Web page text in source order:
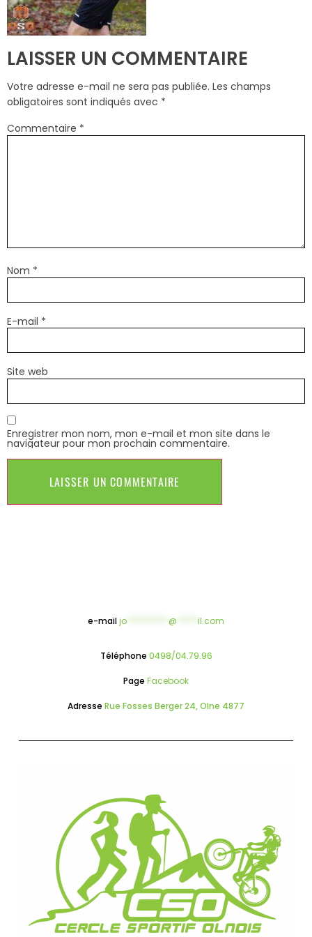
LAISSER UN COMMENTAIRE
Votre adresse e-mail ne sera pas publiée. Les champs
obligatoires sont indiqués avec *
Commentaire *
Nom *
E-mail *
Site web
Enregistrer mon nom, mon e-mail et mon site dans le
navigateur pour mon prochain commentaire.
e-mailjo @ il.com
Téléphone 0498/04.79.96
Page Facebook
Adresse Rue Fosses Berger 24, Olne 4877